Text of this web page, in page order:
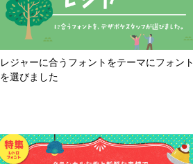
レジャーに合うフォントをテーマにフォント
を選びました